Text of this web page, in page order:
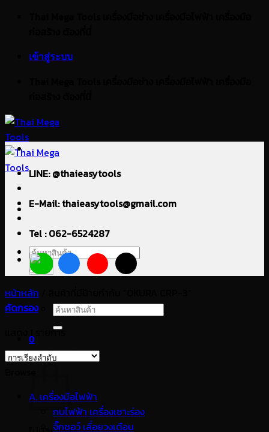
เข้าสู่ระบบ
ค้นหา:
ค้นหา:
0
ตะกร้าสินค้า
LINE: @thaieasytools
E-Mail: thaieasytools@gmail.com
Tel : 062-6524287
หน้าหลัก
คัดกรอง
แสดง 1 รายการ
A. เครื่องมือไฟฟ้า
กบไฟฟ้า เครื่องเซาะร่อง
จิ๊กซอว์ เลื่อยวงเดือน